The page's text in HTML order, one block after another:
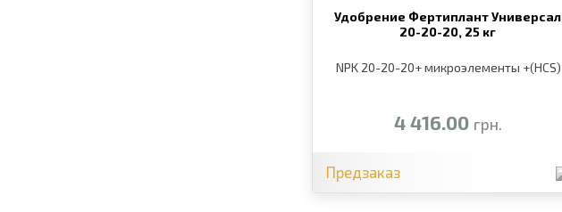
Удобрение Фертиплант Универсал
20-20-20, 25 кг
NPK 20-20-20+ микроэлементы +(HCS)
4 416.00 грн.
Предзаказ